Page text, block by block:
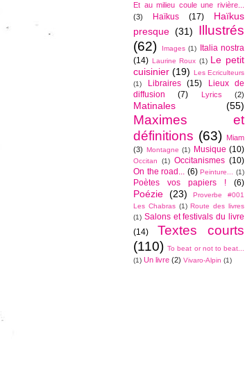
Et au milieu coule une rivière...
(3)
Haïkus (17)
Haïkus
presque (31)
Illustrés
(62)
Images (1)
Italia nostra
(14) Laurine Roux (1) Le petit
cuisinier (19)
Les Ecriculteurs
(1)
Libraires (15)
Lieux de
diffusion
(7) Lyrics (2)
Matinales (55)
Maximes et
définitions (63)
Miam
(3)
Montagne (1) Musique (10)
Occitan (1) Occitanismes (10)
On the road... (6) Peinture... (1)
Poètes vos papiers ! (6)
Poézie (23)
Proverbe #001
Les Chabras (1) Route des livres
(1) Salons et festivals du livre
(14)
Textes courts
(110) To beat or not to beat...
(1) Un livre (2) Vivaro-Alpin (1)